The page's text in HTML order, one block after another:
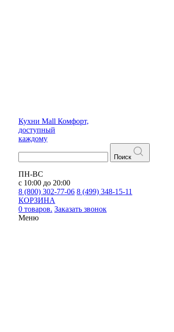
Кухни Mall Комфорт,
доступный
каждому
Поиск
ПН-ВС
с 10:00 до 20:00
8 (800) 302-77-06 8 (499) 348-15-11
КОРЗИНА
0 товаров. Заказать звонок
Меню